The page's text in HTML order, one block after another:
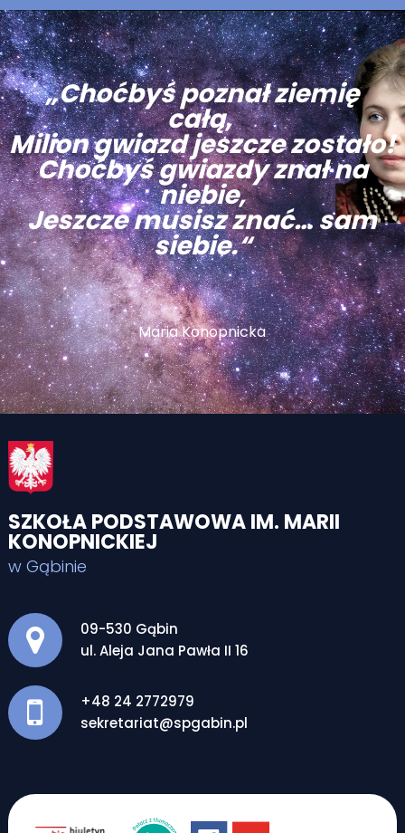
„Choćbyś poznał ziemię
całą,
Milion gwiazd jeszcze zostało!
Choćbyś gwiazdy znał na
niebie,
Jeszcze musisz znać… sam
siebie.“
Maria Konopnicka
SZKOŁA PODSTAWOWA IM. MARII
KONOPNICKIEJ
w Gąbinie
Adres pocztowy:
09-530 Gąbin
ul. Aleja Jana Pawła II 16
+48 24 2772979
sekretariat@spgabin.pl